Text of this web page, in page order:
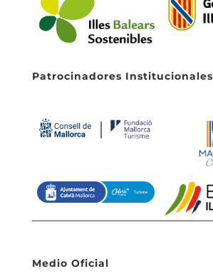
Patrocinadores Institucionales
Medio Oficial